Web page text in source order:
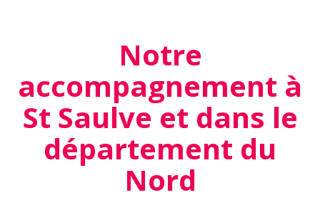
Notre
accompagnement à
St Saulve et dans le
département du
Nord